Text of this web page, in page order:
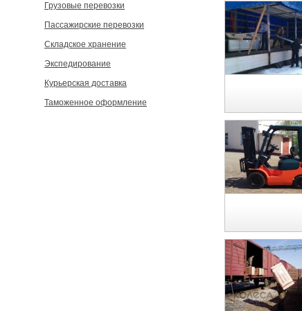
Грузовые перевозки
Пассажирские перевозки
Складское хранение
Экспедирование
Курьерская доставка
Таможенное оформление